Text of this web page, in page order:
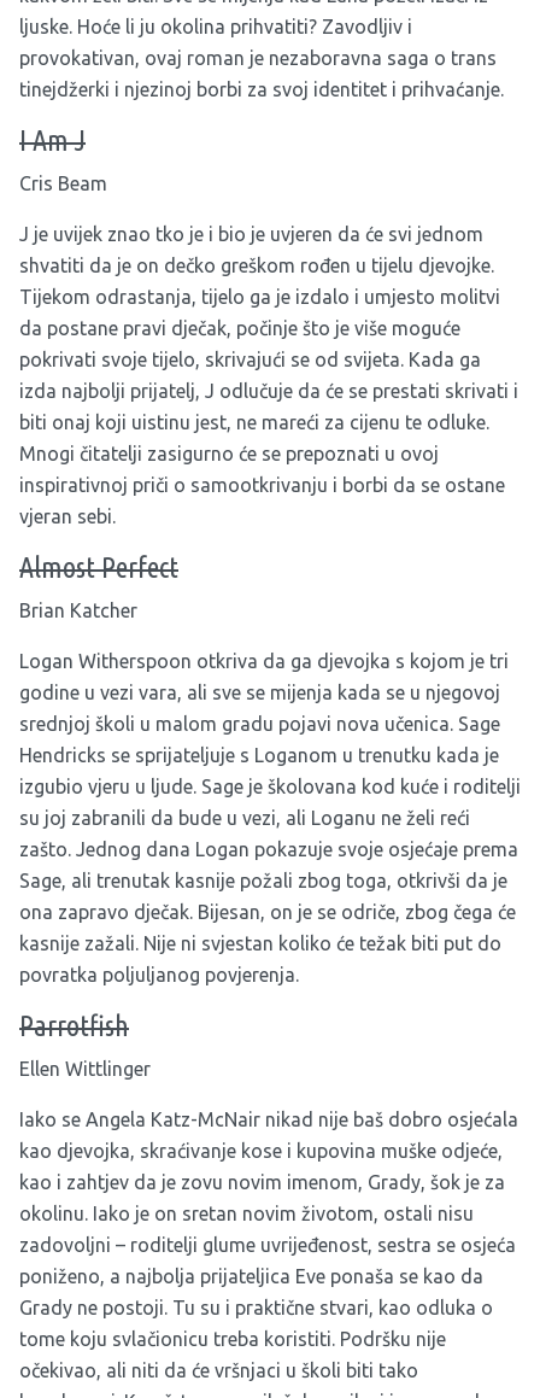
ljuske. Hoće li ju okolina prihvatiti? Zavodljiv i
provokativan, ovaj roman je nezaboravna saga o trans
tinejdžerki i njezinoj borbi za svoj identitet i prihvaćanje.
I Am J
Cris Beam
J je uvijek znao tko je i bio je uvjeren da će svi jednom
shvatiti da je on dečko greškom rođen u tijelu djevojke.
Tijekom odrastanja, tijelo ga je izdalo i umjesto molitvi
da postane pravi dječak, počinje što je više moguće
pokrivati svoje tijelo, skrivajući se od svijeta. Kada ga
izda najbolji prijatelj, J odlučuje da će se prestati skrivati i
biti onaj koji uistinu jest, ne mareći za cijenu te odluke.
Mnogi čitatelji zasigurno će se prepoznati u ovoj
inspirativnoj priči o samootkrivanju i borbi da se ostane
vjeran sebi.
Almost Perfect
Brian Katcher
Logan Witherspoon otkriva da ga djevojka s kojom je tri
godine u vezi vara, ali sve se mijenja kada se u njegovoj
srednjoj školi u malom gradu pojavi nova učenica. Sage
Hendricks se sprijateljuje s Loganom u trenutku kada je
izgubio vjeru u ljude. Sage je školovana kod kuće i roditelji
su joj zabranili da bude u vezi, ali Loganu ne želi reći
zašto. Jednog dana Logan pokazuje svoje osjećaje prema
Sage, ali trenutak kasnije požali zbog toga, otkrivši da je
ona zapravo dječak. Bijesan, on je se odriče, zbog čega će
kasnije zažali. Nije ni svjestan koliko će težak biti put do
povratka poljuljanog povjerenja.
Parrotfish
Ellen Wittlinger
Iako se Angela Katz-McNair nikad nije baš dobro osjećala
kao djevojka, skraćivanje kose i kupovina muške odjeće,
kao i zahtjev da je zovu novim imenom, Grady, šok je za
okolinu. Iako je on sretan novim životom, ostali nisu
zadovoljni – roditelji glume uvrijeđenost, sestra se osjeća
poniženo, a najbolja prijateljica Eve ponaša se kao da
Grady ne postoji. Tu su i praktične stvari, kao odluka o
tome koju svlačionicu treba koristiti. Podršku nije
očekivao, ali niti da će vršnjaci u školi biti tako